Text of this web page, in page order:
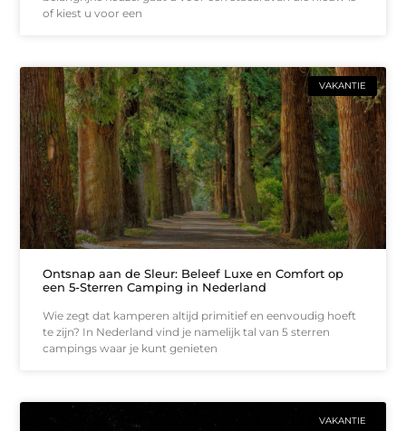
of kiest u voor een
VAKANTIE
Ontsnap aan de Sleur: Beleef Luxe en Comfort op
een 5-Sterren Camping in Nederland
Wie zegt dat kamperen altijd primitief en eenvoudig hoeft
te zijn? In Nederland vind je namelijk tal van 5 sterren
campings waar je kunt genieten
VAKANTIE